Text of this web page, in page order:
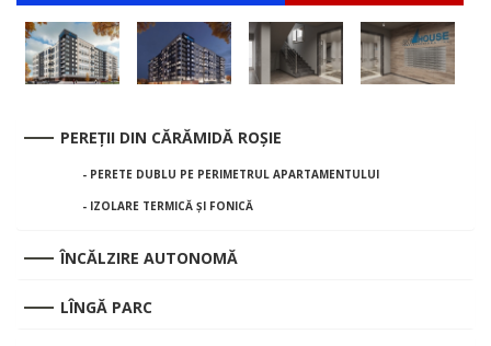
PEREȚII DIN CĂRĂMIDĂ ROȘIE
- PERETE DUBLU PE PERIMETRUL APARTAMENTULUI
- IZOLARE TERMICĂ ȘI FONICĂ
ÎNCĂLZIRE AUTONOMĂ
LÎNGĂ PARC